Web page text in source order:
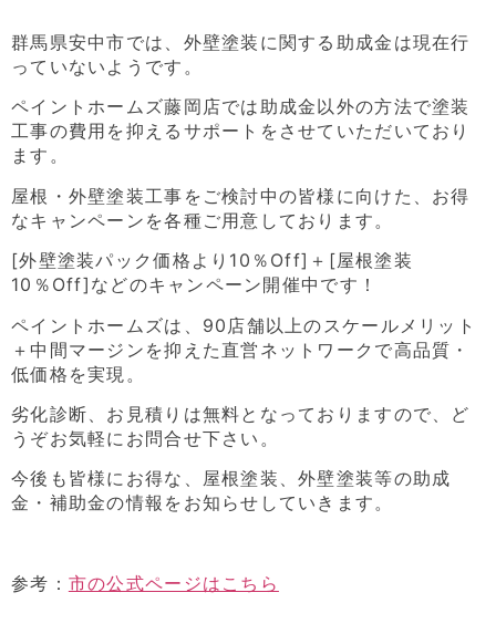
群馬県安中市では、外壁塗装に関する助成金は現在行
っていないようです。
ペイントホームズ藤岡店では助成金以外の方法で塗装
工事の費用を抑えるサポートをさせていただいており
ます。
屋根・外壁塗装工事をご検討中の皆様に向けた、お得
なキャンペーンを各種ご用意しております。
[外壁塗装パック価格より10％Off]＋[屋根塗装
10％Off]などのキャンペーン開催中です！
ペイントホームズは、90店舗以上のスケールメリット
＋中間マージンを抑えた直営ネットワークで高品質・
低価格を実現。
劣化診断、お見積りは無料となっておりますので、ど
うぞお気軽にお問合せ下さい。
今後も皆様にお得な、屋根塗装、外壁塗装等の助成
金・補助金の情報をお知らせしていきます。
参考： 市の公式ページはこちら